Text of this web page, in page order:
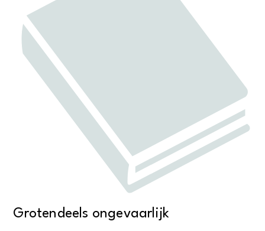
Grotendeels ongevaarlijk